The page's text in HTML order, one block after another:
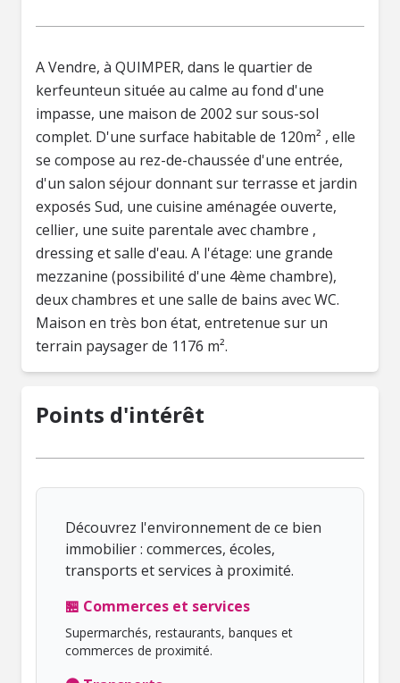
A Vendre, à QUIMPER, dans le quartier de
kerfeunteun située au calme au fond d'une
impasse, une maison de 2002 sur sous-sol
complet. D'une surface habitable de 120m² , elle
se compose au rez-de-chaussée d'une entrée,
d'un salon séjour donnant sur terrasse et jardin
exposés Sud, une cuisine aménagée ouverte,
cellier, une suite parentale avec chambre ,
dressing et salle d'eau. A l'étage: une grande
mezzanine (possibilité d'une 4ème chambre),
deux chambres et une salle de bains avec WC.
Maison en très bon état, entretenue sur un
Points d'intérêt
Découvrez l'environnement de ce bien
immobilier : commerces, écoles,
transports et services à proximité.
🏪 Commerces et services
Supermarchés, restaurants, banques et
commerces de proximité.